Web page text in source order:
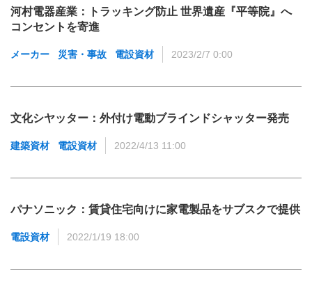
河村電器産業：トラッキング防止 世界遺産『平等院』へ
コンセントを寄進
メーカー 災害・事故 電設資材 2023/2/7 0:00
文化シヤッター：外付け電動ブラインドシャッター発売
建築資材 電設資材 2022/4/13 11:00
パナソニック：賃貸住宅向けに家電製品をサブスクで提供
電設資材 2022/1/19 18:00